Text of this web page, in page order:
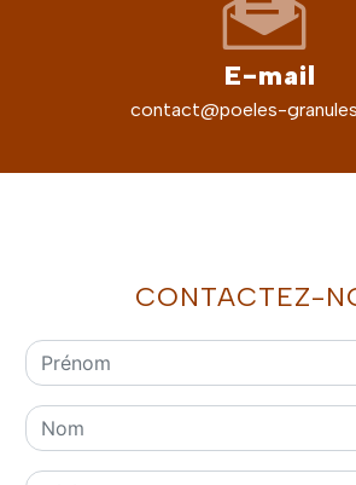
E-mail
contact@poeles-
CONTACTEZ-